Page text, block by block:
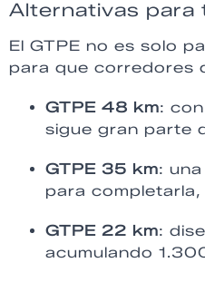
Alternativas para
El GTPE no es solo
para que corredores
GTPE 48 km:
sigue gran parte
GTPE 35 km:
para
GTPE 22 km:
acumulando